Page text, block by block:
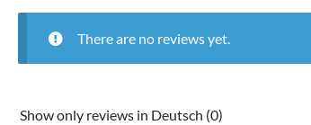
There are no reviews yet.
Show only reviews in Deutsch (0)